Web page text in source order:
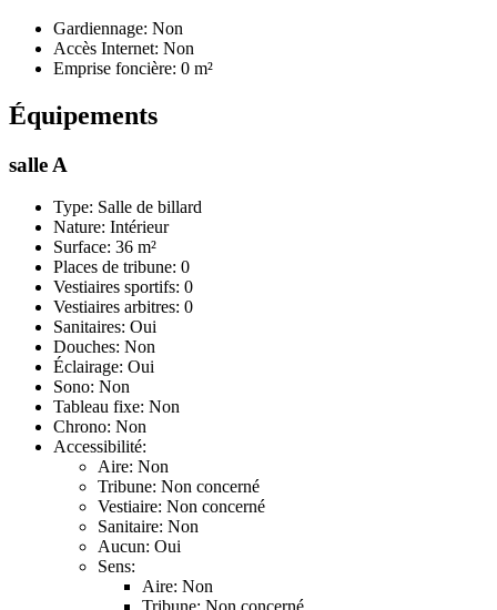
Gardiennage: Non
Accès Internet: Non
Emprise foncière: 0 m²
Équipements
salle A
Type: Salle de billard
Nature: Intérieur
Surface: 36 m²
Places de tribune: 0
Vestiaires sportifs: 0
Vestiaires arbitres: 0
Sanitaires: Oui
Douches: Non
Éclairage: Oui
Sono: Non
Tableau fixe: Non
Chrono: Non
Accessibilité:
Aire: Non
Tribune: Non concerné
Vestiaire: Non concerné
Sanitaire: Non
Aucun: Oui
Sens:
Aire: Non